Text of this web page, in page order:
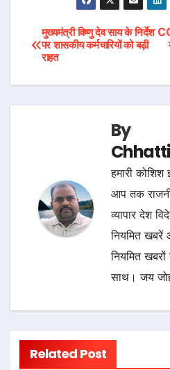
Post
navigation
मुख्यमंत्री विष्णु देव साय के निर्देश
पर शासकीय कर्मचारियों को बड़ी
राहत
By
हमारी
आप तक
व्यापार देश
नियमित
नियमित
साथ। जय
Related Post